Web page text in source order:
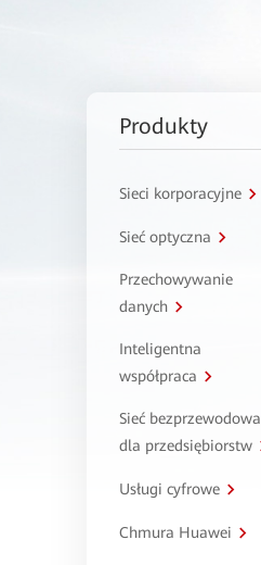
Produkty
Sieci korporacyjne
Sieć optyczna
Przechowywanie
danych
Inteligentna
współpraca
Sieć bezprzewodowa
dla przedsiębiorstw
Usługi cyfrowe
Chmura Huawei